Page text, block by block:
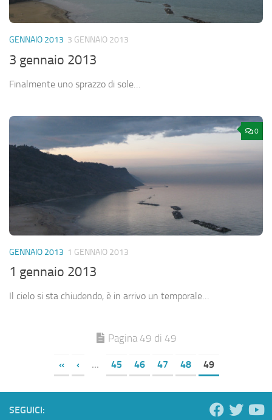
GENNAIO 2013 3 GENNAIO 2013
3 gennaio 2013
Finalmente uno sprazzo di sole…
0
GENNAIO 2013 1 GENNAIO 2013
1 gennaio 2013
Il cielo si sta chiudendo, è in arrivo un temporale…
Pagina 49 di 49
« ‹ ... 45 46 47 48 49
SEGUICI: